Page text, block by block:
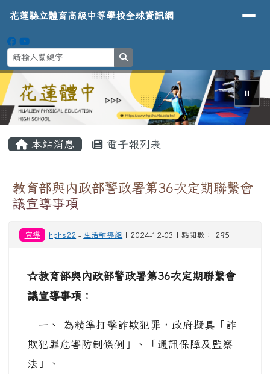
花蓮縣立體育高級中等學校全球資
導覽列
花蓮縣立體育高級中等學校全球資訊網
⏸
本站消息 電子報列表
教育部與內政部警政署第36次定期聯繫會
議宣導事項
宣導 hphs22 - 生活輔導組 | 2024-12-03 | 點閱數： 295
☆教育部與內政部警政署第36次定期聯繫會
議宣導事項：
一、 為精準打擊詐欺犯罪，政府擬具「詐
欺犯罪危害防制條例」、「通訊保障及監察
法」、